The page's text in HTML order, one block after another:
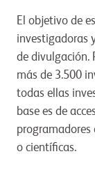
El objetivo de
investigadoras
de divulgación.
más de 3.500
todas ellas
base es de
programadores
o científicas.